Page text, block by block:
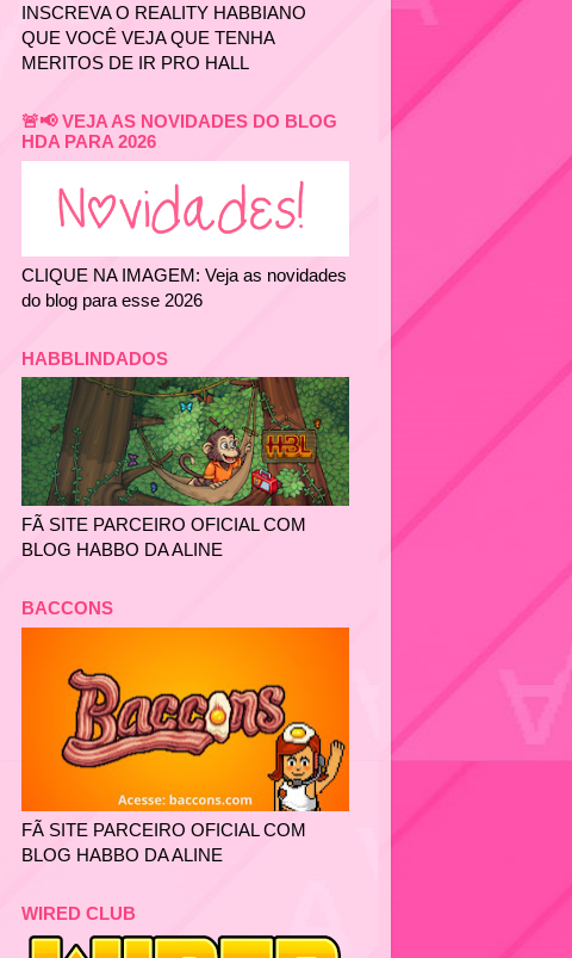
INSCREVA O REALITY HABBIANO
QUE VOCÊ VEJA QUE TENHA
MERITOS DE IR PRO HALL
🚨📢 VEJA AS NOVIDADES DO BLOG
HDA PARA 2026
CLIQUE NA IMAGEM: Veja as novidades
do blog para esse 2026
HABBLINDADOS
FÃ SITE PARCEIRO OFICIAL COM
BLOG HABBO DA ALINE
BACCONS
FÃ SITE PARCEIRO OFICIAL COM
BLOG HABBO DA ALINE
WIRED CLUB